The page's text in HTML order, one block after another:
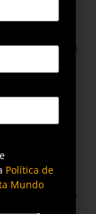
de
de Minas e
de
alcança marca
Política de
Mundo